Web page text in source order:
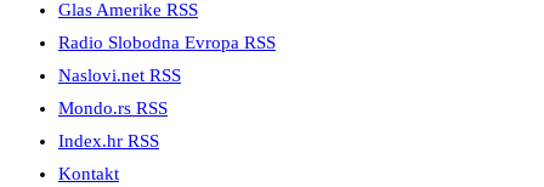
Glas Amerike RSS
Radio Slobodna Evropa RSS
Naslovi.net RSS
Mondo.rs RSS
Index.hr RSS
Kontakt